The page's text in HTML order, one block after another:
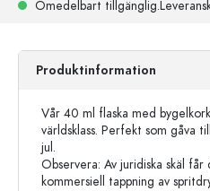
Omedelbart tillgänglig.
Produktinformation
Vår 40 ml flaska med
världsklass. Perfekt som gåva
jul.
Observera: Av juridiska skäl
kommersiell tappning av